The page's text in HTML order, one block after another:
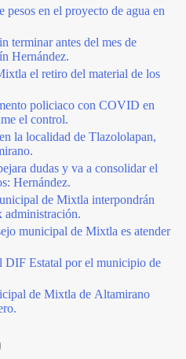
en el proyecto de agua en
terminar antes del mes de
Hernández.
el retiro del material de los
policiaco con COVID en
el control.
la localidad de Tlazololapan,
dudas y va a consolidar el
Hernández.
de Mixtla interpondrán
administración.
municipal de Mixtla es atender
DIF Estatal por el municipio de
de Mixtla de Altamirano